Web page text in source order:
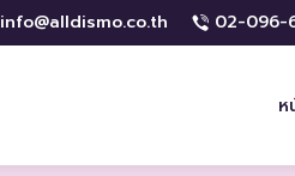
info@alldismo.co.th 02-096-
ห